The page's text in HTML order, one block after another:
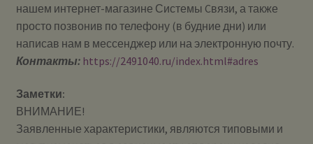
нашем интернет-магазине Системы Cвязи, а также
просто позвонив по телефону (в будние дни) или
написав нам в мессенджер или на электронную почту.
Контакты: https://2491040.ru/index.html#adres
Заметки:
ВНИМАНИЕ!
Заявленные характеристики, являются типовыми и